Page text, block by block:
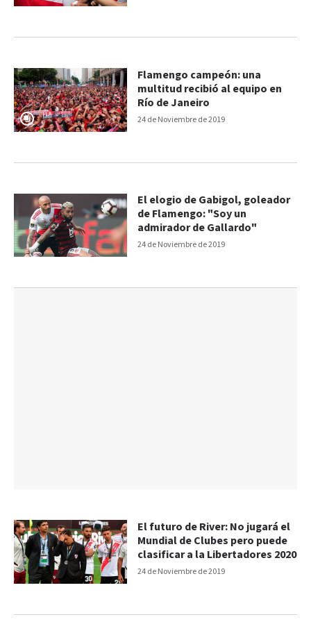
24 de Noviembre de 2019
Flamengo campeón: una
multitud recibió al equipo en
Río de Janeiro
24 de Noviembre de 2019
El elogio de Gabigol, goleador
de Flamengo: "Soy un
admirador de Gallardo"
24 de Noviembre de 2019
El futuro de River: No jugará el
Mundial de Clubes pero puede
clasificar a la Libertadores 2020